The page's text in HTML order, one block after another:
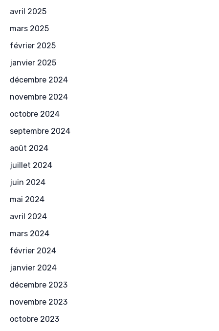
avril 2025
mars 2025
février 2025
janvier 2025
décembre 2024
novembre 2024
octobre 2024
septembre 2024
août 2024
juillet 2024
juin 2024
mai 2024
avril 2024
mars 2024
février 2024
janvier 2024
décembre 2023
novembre 2023
octobre 2023